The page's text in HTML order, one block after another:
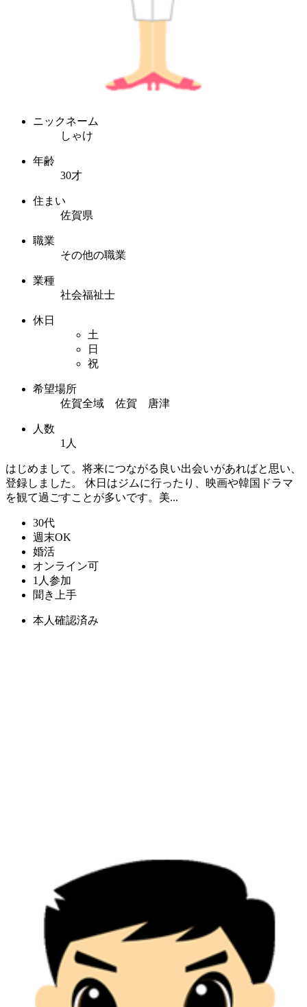
ニックネーム
しゃけ
年齢
30才
住まい
佐賀県
職業
その他の職業
業種
社会福祉士
休日
土
日
祝
希望場所
佐賀全域 佐賀 唐津
人数
1人
はじめまして。将来につながる良い出会いがあればと思い、
登録しました。 休日はジムに行ったり、映画や韓国ドラマ
を観て過ごすことが多いです。美...
30代
週末OK
婚活
オンライン可
1人参加
聞き上手
本人確認済み